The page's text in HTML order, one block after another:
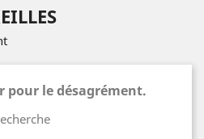
pour le désagrément.